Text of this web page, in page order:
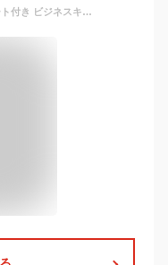
スーツケース エンボス加工 USBポート付き ビジネスキャリー キャリー 前ポケット収納 機内持ち込み可 TSAロック ノートPC収納 レジェンドウォーカー LEGEND WALKER 6209-50 明日楽対応 送料無料 防災